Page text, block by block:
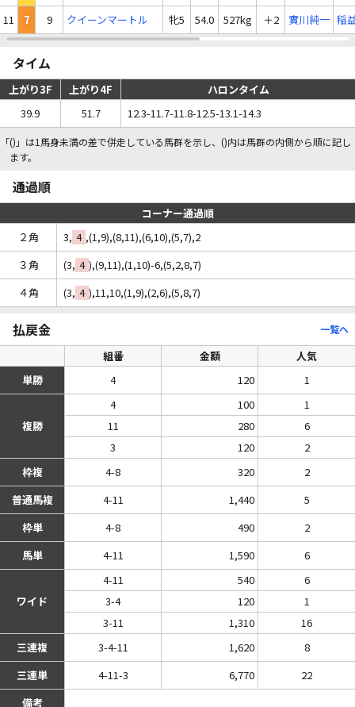
11
7 9 クイーンマートル 牝5 54.0 527kg ＋2 實川純一 稲
タイム
上がり3F 上がり4F
ハロンタイム
39.9
51.7 12.3-11.7-11.8-12.5-13.1-14.3
「()」は1馬身未満の差で併走している馬群を示し、()内は馬群の内側から順に記し
ます。
通過順
コーナー通過順
２角
3, 4 ,(1,9),(8,11),(6,10),(5,7),2
３角
(3, 4 ),(9,11),(1,10)-6,(5,2,8,7)
４角
(3, 4 ),11,10,(1,9),(2,6),(5,8,7)
払戻金 一覧へ
組番 金額
人気
単勝
4 120 1
複勝
4 100
1
11
280
6
3
120
2
枠複
4-8 320
2
普通馬複
4-11 1,440
5
枠単
4-8 490
2
馬単
4-11 1,590 6
ワイド
4-11 540
6
3-4
120
1
3-11
1,310
16
三連複
3-4-11 1,620
8
三連単
4-11-3 6,770
22
備考